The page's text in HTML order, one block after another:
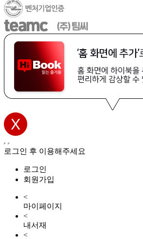
로그인 후 이용해주세요
로그인
회원가입
<
마이페이지
<
내서재
<